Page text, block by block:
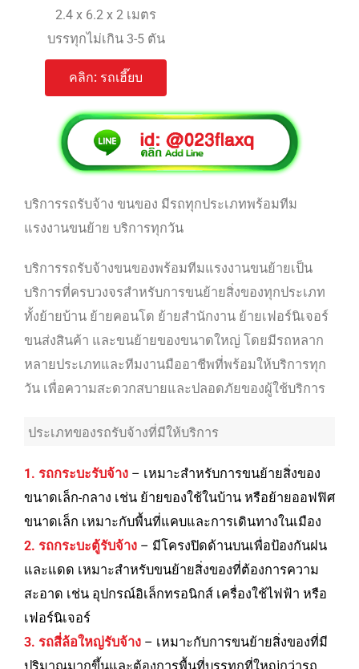
2.4 x 6.2 x 2 เมตร
บรรทุกไม่เกิน 3-5 ตัน
คลิก: รถเฮี๊ยบ
บริการรถรับจ้าง ขนของ มีรถทุกประเภทพร้อมทีม
แรงงานขนย้าย บริการทุกวัน
บริการรถรับจ้างขนของพร้อมทีมแรงงานขนย้ายเป็น
บริการที่ครบวงจรสำหรับการขนย้ายสิ่งของทุกประเภท
ทั้งย้ายบ้าน ย้ายคอนโด ย้ายสำนักงาน ย้ายเฟอร์นิเจอร์
ขนส่งสินค้า และขนย้ายของขนาดใหญ่ โดยมีรถหลาก
หลายประเภทและทีมงานมืออาชีพที่พร้อมให้บริการทุก
วัน เพื่อความสะดวกสบายและปลอดภัยของผู้ใช้บริการ
ประเภทของรถรับจ้างที่มีให้บริการ
1. รถกระบะรับจ้าง – เหมาะสำหรับการขนย้ายสิ่งของ
ขนาดเล็ก-กลาง เช่น ย้ายของใช้ในบ้าน หรือย้ายออฟฟิศ
ขนาดเล็ก เหมาะกับพื้นที่แคบและการเดินทางในเมือง
2. รถกระบะตู้รับจ้าง – มีโครงปิดด้านบนเพื่อป้องกันฝน
และแดด เหมาะสำหรับขนย้ายสิ่งของที่ต้องการความ
สะอาด เช่น อุปกรณ์อิเล็กทรอนิกส์ เครื่องใช้ไฟฟ้า หรือ
เฟอร์นิเจอร์
3. รถสี่ล้อใหญ่รับจ้าง – เหมาะกับการขนย้ายสิ่งของที่มี